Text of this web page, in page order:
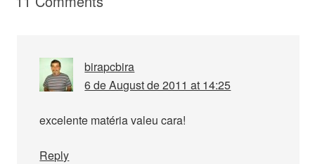
birapcbira
6 de August de 2011 at 14:25
excelente matéria valeu cara!
Reply